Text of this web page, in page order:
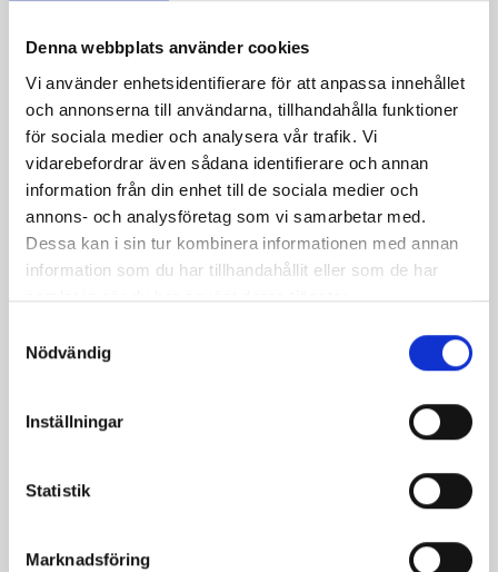
Denna webbplats använder cookies
Vi använder enhetsidentifierare för att anpassa innehållet
och annonserna till användarna, tillhandahålla funktioner
för sociala medier och analysera vår trafik. Vi
vidarebefordrar även sådana identifierare och annan
information från din enhet till de sociala medier och
annons- och analysföretag som vi samarbetar med.
Dessa kan i sin tur kombinera informationen med annan
information som du har tillhandahållit eller som de har
samlat in när du har använt deras tjänster.
Nödvändig
Inställningar
Statistik
Marknadsföring